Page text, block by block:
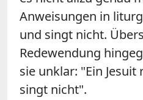
Anweisungen in
und singt nicht.
Redewendung
sie unklar: "Ein
singt nicht".